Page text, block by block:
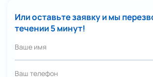
Или оставьте заявку и мы
течении 5 минут!